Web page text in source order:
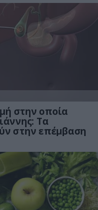
στην οποία
Tα
στην επέμβαση